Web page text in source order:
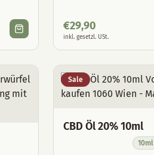
€29,90
inkl. gesetzl. USt.
Sale
CBD Öl 20% 10ml
10ml